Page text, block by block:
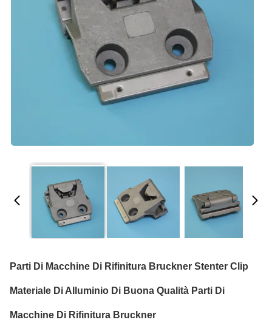
Parti Di Macchine Di Rifinitura Bruckner Stenter Clip
Materiale Di Alluminio Di Buona Qualità Parti Di
Macchine Di Rifinitura Bruckner